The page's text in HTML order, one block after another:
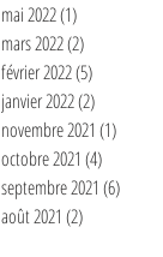
mai 2022(1)
mars 2022(2)
février 2022(5)
janvier 2022(2)
novembre 2021 (1)
octobre 2021 (4)
septembre 2021 (6)
août 2021 (2)